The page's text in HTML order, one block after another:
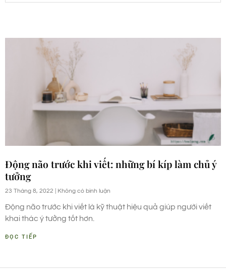
Động não trước khi viết: những bí kíp làm chủ ý
tưởng
23 Tháng 8, 2022 Không có bình luận
Động não trước khi viết là kỹ thuật hiệu quả giúp người viết
khai thác ý tưởng tốt hơn.
ĐỌC TIẾP